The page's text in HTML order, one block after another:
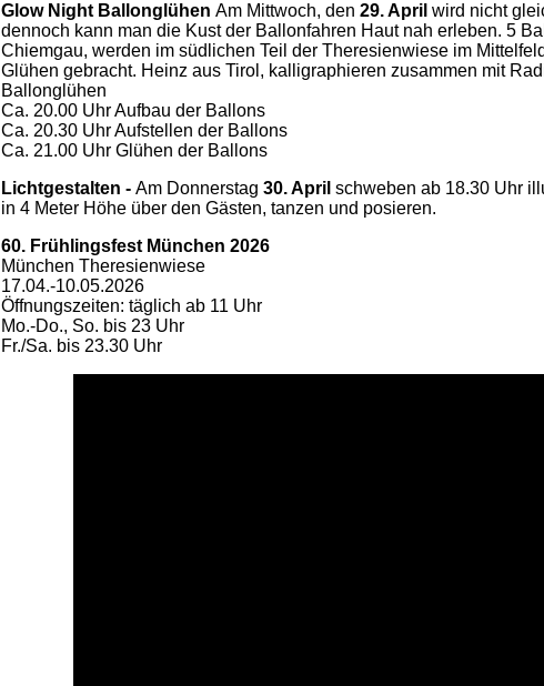
Glow Night Ballonglühen Am Mittwoch, den 29. April wird nicht
dennoch kann man die Kust der Ballonfahren Haut nah erleben. 5
Chiemgau, werden im südlichen Teil der Theresienwiese im
Glühen gebracht. Heinz aus Tirol, kalligraphieren zusammen mit
Ballonglühen
Ca. 20.00 Uhr Aufbau der Ballons
Ca. 20.30 Uhr Aufstellen der Ballons
Ca. 21.00 Uhr Glühen der Ballons
Lichtgestalten - Am Donnerstag 30. April schweben ab 18.30 Uhr
in 4 Meter Höhe über den Gästen, tanzen und posieren.
60. Frühlingsfest München 2026
München Theresienwiese
17.04.-10.05.2026
Öffnungszeiten: täglich ab 11 Uhr
Mo.-Do., So. bis 23 Uhr
Fr./Sa. bis 23.30 Uhr